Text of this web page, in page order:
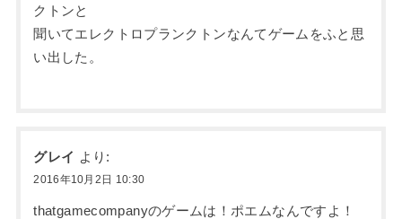
クトンと
聞いてエレクトロプランクトンなんてゲームをふと思
い出した。
グレイ より:
2016年10月2日 10:30
thatgamecompanyのゲームは！ポエムなんですよ！